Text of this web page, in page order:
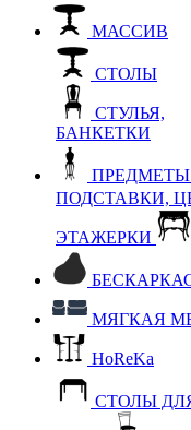
МАССИВ
СТОЛЫ
СТУЛЬЯ,
БАНКЕТКИ
ПРЕДМЕТЫ
ПОДСТАВКИ,
ЭТАЖЕРКИ
МЯГКАЯ
HoReKa
СТОЛЫ